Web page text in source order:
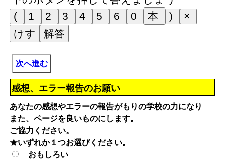
次へ進む
感想、エラー報告のお願い
あなたの感想やエラーの報告がもりの学校の力になり
また、ページを良いものにします。
ご協力ください。
★いずれか１つお選びください。
おもしろい